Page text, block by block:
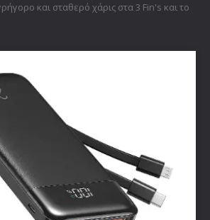
και σταθερό χάρις στα 3 Fin's και το